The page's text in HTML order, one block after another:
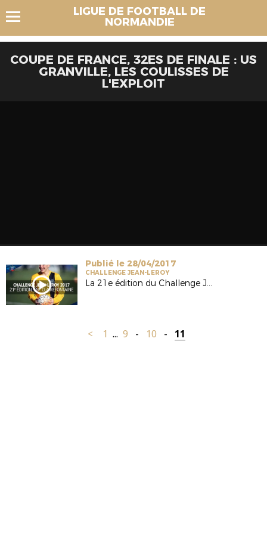
LIGUE DE FOOTBALL DE
NORMANDIE
COUPE DE FRANCE, 32ES DE FINALE : US
GRANVILLE, LES COULISSES DE
L'EXPLOIT
Publié le 28/04/2017
CHALLENGE JEAN-LEROY
La 21e édition du Challenge Jean-Leroy
< 1 ... 9 - 10 - 11